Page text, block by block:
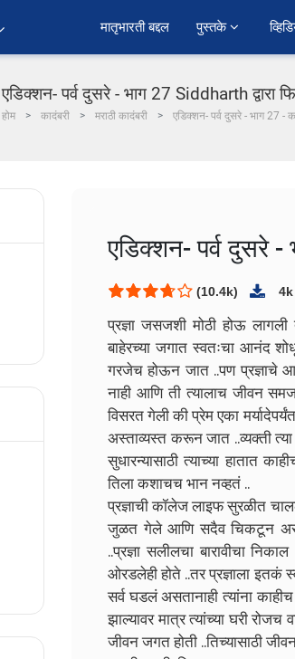
﻿मातृभारती बद्दल पुस्तके
एडिक्शन- पर्व दुसरे - भाग 27 Siddharth द्वारा
होम कादंबरी मराठी कादंबरी एडिक्शन- पर्व दुसरे - भाग 27 -
एडिक्शन- पर्व दुसरे -
(10.4k) 4k
प्रज्ञा जसजशी मोठी होऊ
बाहेरच्या जगात स्वतःचा आनंद
गरजेच होऊन जात ..पण प्रज्ञाचे
नाही आणि ती त्यालाच जीवन
विसरत गेली की प्रेम एका
अस्ताव्यस्त करून जात ..व्यक्ती
सुधारन्यासाठी त्याच्या हातात
तिला कशाचच भान नव्हतं ..
प्रज्ञाची कॉलेज लाइफ सुरळीत
जुळत गेले आणि सदैव चिकटून
..प्रज्ञा सलीलचा बारावीचा
ओरडलेही होते ..तर प्रज्ञाला इतकं
सर्व घडलं असतानाही त्यांना
झाल्यावर मात्र त्यांच्या घरी
जीवन जगत होती ..तिच्यासाठी